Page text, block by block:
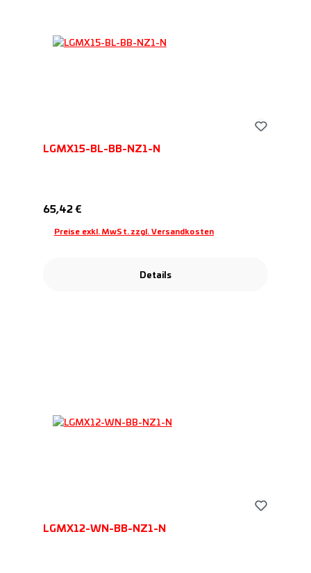
LGMX15-BL-BB-NZ1-N
Regulärer Preis:
65,42 €
Preise exkl. MwSt. zzgl. Versandkosten
Details
LGMX12-WN-BB-NZ1-N